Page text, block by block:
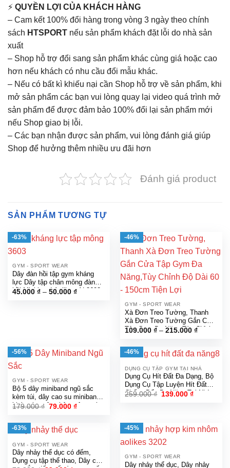
⚡ QUYỀN LỢI CỦA KHÁCH HÀNG
– Cam kết 100% đổi hàng trong vòng 3 ngày theo chính
sách HTSPORT nếu sản phẩm khách đặt lỗi do nhà sản
xuất
– Shop hỗ trợ đổi sang sản phẩm khác cùng giá hoặc cao
hơn nếu khách có nhu cầu đổi mẫu khác.
– Nếu có bất kì khiếu nại cần Shop hỗ trợ về sản phẩm, khi
mở sản phẩm các bạn vui lòng quay lại video quá trình mở
sản phẩm để được đảm bảo 100% đổi lại sản phẩm mới
nếu Shop giao bị lỗi.
– Các bạn nhận được sản phẩm, vui lòng đánh giá giúp
Shop để hưởng thêm nhiều ưu đãi hơn
Đánh giá product
SẢN PHẨM TƯƠNG TỰ
-63%
GYM - SPORT WEAR
Dây đàn hồi tập gym kháng
lực Dây tập chân mông đàn
hồi Mini band Aolikes AL3603
45.000₫ – 50.000₫Khoảng
-46%
GYM - SPORT WEAR
Xà Đơn Treo Tường, Thanh
Xà Đơn Treo Tường Gắn Cửa
Tập Gym Đa Năng,Tùy Chỉnh
109.000₫ – 215.000₫Khoảng
109.000 ₫
đến
-56%
GYM - SPORT WEAR
Bộ 5 dây miniband ngũ sắc
kèm túi, dây cao su miniband
kháng lực tập chân mông, phụ
179.000₫ Giá
179.000 ₫.
79.000₫Giá
là:
79.000 ₫.
-46%
DỤNG CỤ TẬP GYM TẠI NHÀ
Dụng Cụ Hít Đất Đa Dạng, Bộ
Dụng Cụ Tập Luyện Hít Đất
Chống Đẩy Đa Năng Tại Nhà
259.000₫ Giá
139.000₫Giá
-63%
GYM - SPORT WEAR
Dây nhảy thể dục có đếm,
Dụng cụ tập thể thao, Dây có
-45%
GYM - SPORT WEAR
Dây nhảy thể dục, Dây nhảy